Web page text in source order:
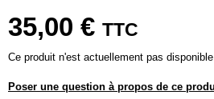
35,00 € TTC
Ce produit n'est actuellement pas
Poser une question à propos de ce